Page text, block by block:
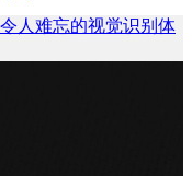
人难忘的视觉识别体